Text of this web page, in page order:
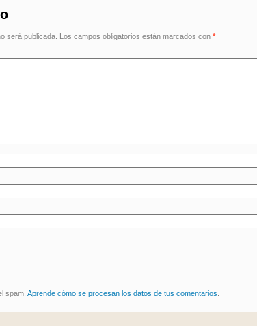
será publicada. Los campos obligatorios están marcados con *
spam. Aprende cómo se procesan los datos de tus comentarios